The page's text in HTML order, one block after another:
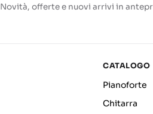
Novità, offerte e nuovi arrivi in
CATALOGO
Pianoforte
Chitarra